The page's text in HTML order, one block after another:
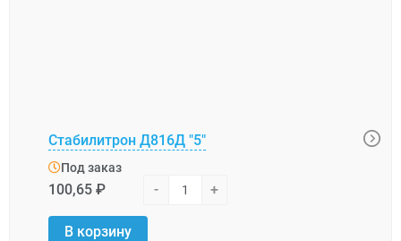
Стабилитрон Д816Д "5"
Под заказ
100,65 ₽ - +
В корзину